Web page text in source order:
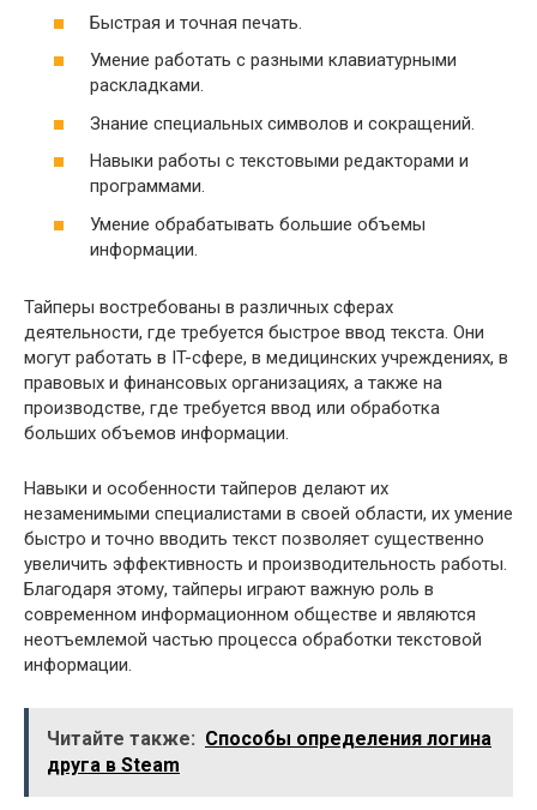
Быстрая и точная печать.
Умение работать с разными клавиатурными
раскладками.
Знание специальных символов и сокращений.
Навыки работы с текстовыми редакторами и
программами.
Умение обрабатывать большие объемы
информации.
Тайперы востребованы в различных сферах
деятельности, где требуется быстрое ввод текста. Они
могут работать в IT-сфере, в медицинских учреждениях, в
правовых и финансовых организациях, а также на
производстве, где требуется ввод или обработка
больших объемов информации.
Навыки и особенности тайперов делают их
незаменимыми специалистами в своей области, их умение
быстро и точно вводить текст позволяет существенно
увеличить эффективность и производительность работы.
Благодаря этому, тайперы играют важную роль в
современном информационном обществе и являются
неотъемлемой частью процесса обработки текстовой
информации.
Читайте также: Способы определения логина
друга в Steam